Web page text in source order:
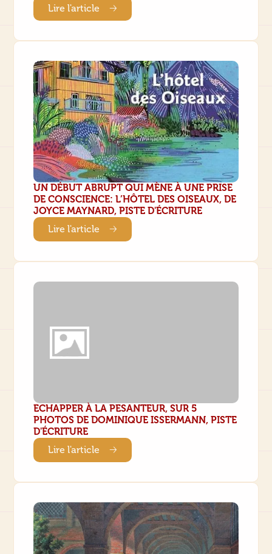
Lire l'article
UN DÉBUT ABRUPT QUI MÈNE À UNE PRISE
DE CONSCIENCE: L’HÔTEL DES OISEAUX, DE
JOYCE MAYNARD, PISTE D'ÉCRITURE
Lire l'article
ECHAPPER À LA PESANTEUR, SUR 5
PHOTOS DE DOMINIQUE ISSERMANN, PISTE
D'ÉCRITURE
Lire l'article